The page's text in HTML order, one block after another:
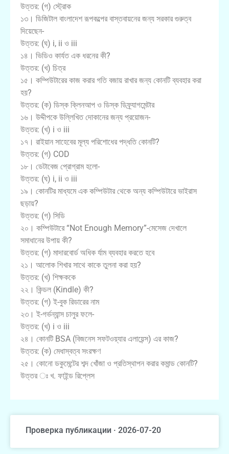
উত্তর: (গ) স্ট্রোক
১৩। ডিজিটাল বাংলাদেশ রূপকল্পের বাস্তবায়নের জন্য সরকার গুরুত্ব
দিয়েছেন-
উত্তর: (ঘ) i, ii ও iii
১৪। ভিডিও কার্যত এক ধরনের কী?
উত্তর: (খ) চিত্র
১৫। কম্পিউটারের কাজ করার গতি বজায় রাখার জন্য কোনটি ব্যবহার করা
হয়?
উত্তর: (ক) ডিস্ক ক্লিনআপ ও ডিস্ক ডিফ্র্যাগমেন্টার
১৬। উদ্দীপকে উল্লিখিত দোকানের জন্য প্রয়োজন-
উত্তর: (খ) i ও iii
১৭। রাইয়ান সাহেবের মূল্য পরিশোধের পদ্ধতি কোনটি?
উত্তর: (গ) COD
১৮। ডেটাবেজ প্রোগ্রাম হলো-
উত্তর: (ঘ) i, ii ও iii
১৯। কোনটির মাধ্যমে এক কম্পিউটার থেকে অন্য কম্পিউটারে ভাইরাস
ছড়ায়?
উত্তর: (গ) সিডি
২০। কম্পিউটারে “Not Enough Memory”-মেসেজ দেখালে
সমাধানের উপায় কী?
উত্তর: (গ) মাদারবোর্ড অধিক র্যাম ব্যবহার করতে হবে
২১। আলোক শিখার সাথে কাকে তুলনা করা হয়?
উত্তর: (খ) শিক্ষককে
২২। কিন্ডল (Kindle) কী?
উত্তর: (গ) ই-বুক রিডারের নাম
২৩। ই-গর্ভন্যান্স চালুর ফলে-
উত্তর: (খ) i ও iii
২৪। কোনটি BSA (বিজনেস সফটওয়্যার এলায়েন্স) এর কাজ?
উত্তর: (ক) মেধাস্বত্ব সংরক্ষণ
২৫। কোনো ডকুমেন্টের শব্দ খোঁজা ও প্রতিস্থাপন করার কমান্ড কোনটি?
উত্তর ঃ খ. ফাইন্ড রিপ্লেস
Проверка публикации · 2026-07-20